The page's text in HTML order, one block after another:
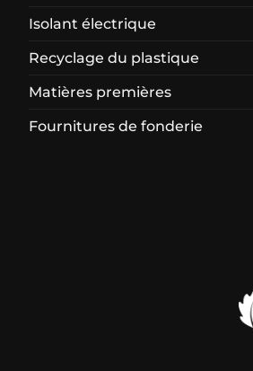
Isolant électrique
Recyclage du plastique
Matières premières
Fournitures de fonderie